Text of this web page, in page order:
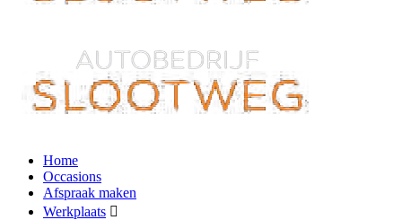
Home
Occasions
Afspraak maken
Werkplaats